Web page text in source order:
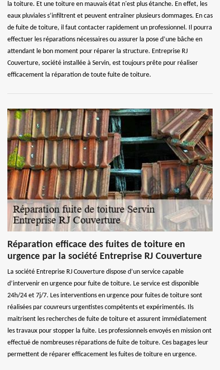
la toiture. Et une toiture en mauvais état n'est plus étanche. En effet, les
eaux pluviales s’infiltrent et peuvent entraîner plusieurs dommages. En cas
de fuite de toiture, il faut contacter rapidement un professionnel. Il pourra
effectuer les réparations nécessaires ou assurer la pose d’une bâche en
attendant le bon moment pour réparer la structure. Entreprise RJ
Couverture, société installée à Servin, est toujours prête pour réaliser
efficacement la réparation de toute fuite de toiture.
Réparation efficace des fuites de toiture en
urgence par la société Entreprise RJ Couverture
La société Entreprise RJ Couverture dispose d’un service capable
d’intervenir en urgence pour fuite de toiture. Le service est disponible
24h/24 et 7j/7. Les interventions en urgence pour fuites de toiture sont
réalisées par couvreurs urgentistes compétents et expérimentés. Ils
maitrisent les recherches de fuite de toiture et assurent immédiatement
les travaux pour stopper la fuite. Les professionnels envoyés en mission ont
effectué de nombreuses réparations de fuite de toiture. Ces bagages leur
permettent de réparer efficacement les fuites de toiture en urgence.